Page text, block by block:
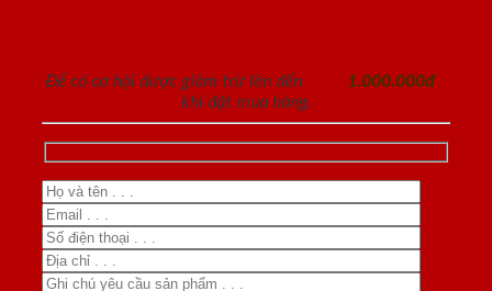
Để có cơ hội được giảm trừ lên đến
1.000.000đ
khi đặt mua hàng.